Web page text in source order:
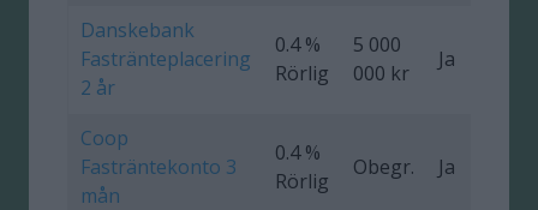
Danskebank
Fastränteplacering
2 år
0.4 %
Rörlig
5 000
000 kr
Ja
Coop
Fasträntekonto 3
mån
0.4 %
Rörlig
Obegr. Ja